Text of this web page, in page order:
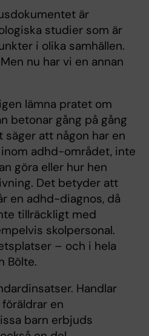
är
studier som är
i olika samhällen.
nu har vi en annan
lämna pratet om
betonar gång på gång
att någon har en
adhd-området, inte
göra eller hur hen
Det betyder att
en adhd-diagnos, då
tillräckligt med
skolpersonal.
– och i hela
Bölte.
Handlar
en
barn erbjuds